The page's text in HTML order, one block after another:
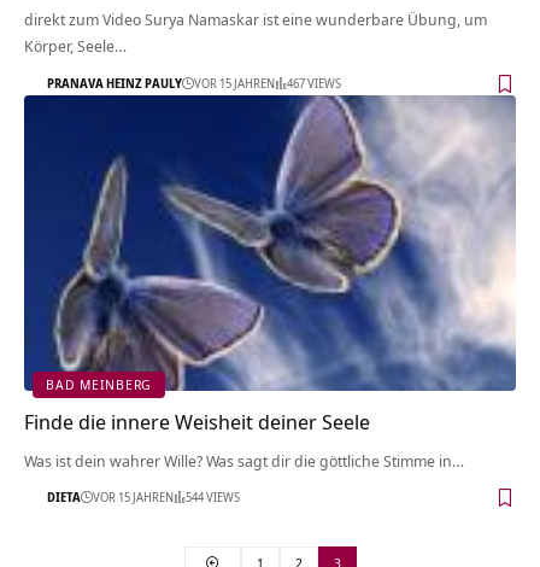
direkt zum Video Surya Namaskar ist eine wunderbare Übung, um
Körper, Seele…
PRANAVA HEINZ PAULY VOR 15 JAHREN 467 VIEWS
BAD MEINBERG
Finde die innere Weisheit deiner Seele
Was ist dein wahrer Wille? Was sagt dir die göttliche Stimme in…
DIETA VOR 15 JAHREN 544 VIEWS
1 2 3